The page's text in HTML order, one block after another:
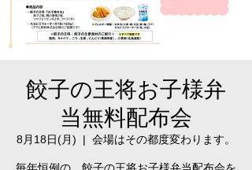
餃子の王将お子様弁
当無料配布会
8月18日(月)
  |
会場はその都度変わります。